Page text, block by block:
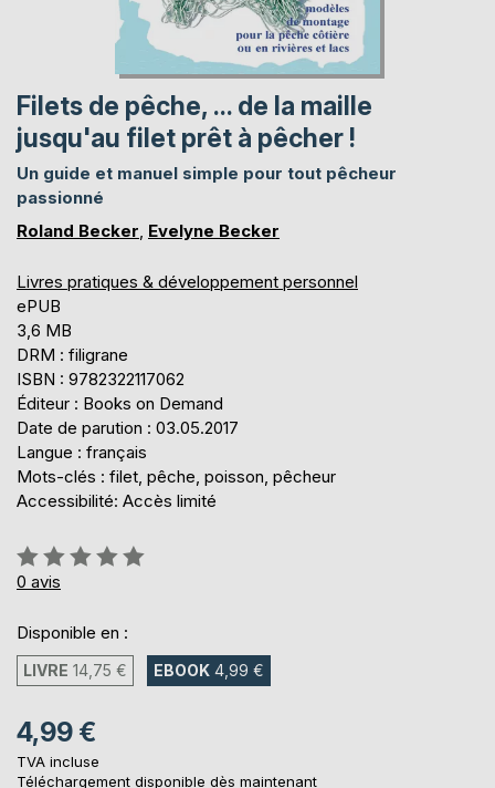
Filets de pêche, ... de la maille
jusqu'au filet prêt à pêcher !
Un guide et manuel simple pour tout pêcheur
passionné
Roland Becker, Evelyne Becker
Livres pratiques & développement personnel
ePUB
3,6 MB
DRM : filigrane
ISBN : 9782322117062
Éditeur : Books on Demand
Date de parution : 03.05.2017
Langue : français
Mots-clés : filet, pêche, poisson, pêcheur
Accessibilité: Accès limité
Évaluation:
0%
0 avis
Disponible en :
LIVRE 14,75 € EBOOK 4,99 €
4,99 €
TVA incluse
Téléchargement disponible dès maintenant